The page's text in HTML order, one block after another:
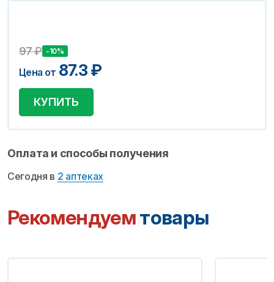
97₽ -10%
Цена от 87.3₽
КУПИТЬ
Оплата и способы получения
Сегодня в 2 аптеках
Рекомендуемтовары